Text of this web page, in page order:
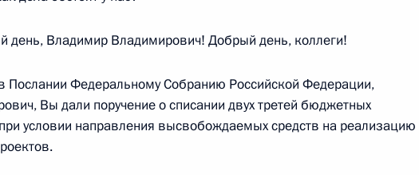
России Сергея Чебнёва
Москва, Кремль
день, Владимир Владимирович! Добрый день, коллеги!
Послании Федеральному Собранию Российской Федерации,
Вы дали поручение о списании двух третей бюджетных
условии направления высвобождаемых средств на реализацию